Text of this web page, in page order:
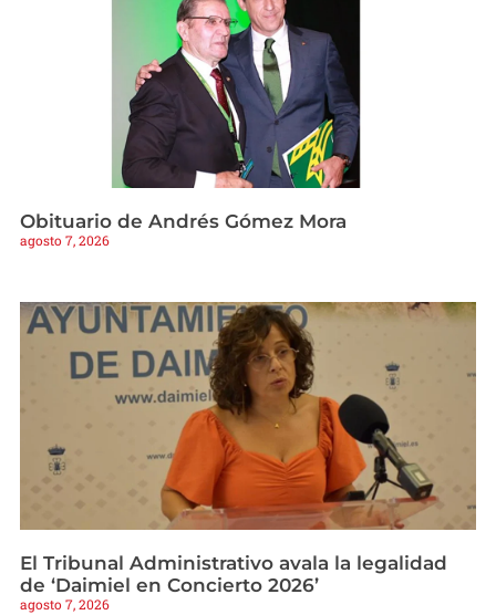
Obituario de Andrés Gómez Mora
agosto 7, 2026
El Tribunal Administrativo avala la legalidad
de ‘Daimiel en Concierto 2026’
agosto 7, 2026